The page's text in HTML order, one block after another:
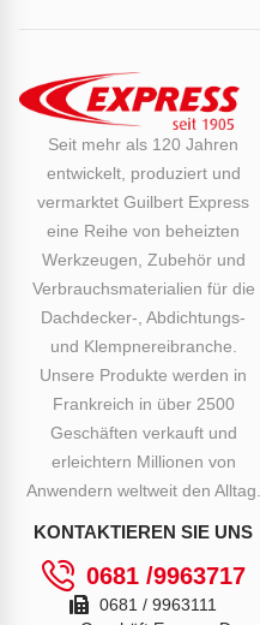
Seit mehr als 120 Jahren
entwickelt, produziert und
vermarktet Guilbert Express
eine Reihe von beheizten
Werkzeugen, Zubehör und
Verbrauchsmaterialien für die
Dachdecker-, Abdichtungs-
und Klempnereibranche.
Unsere Produkte werden in
Frankreich in über 2500
Geschäften verkauft und
erleichtern Millionen von
Anwendern weltweit den Alltag.
KONTAKTIEREN SIE UNS
0681 /9963717
0681 / 9963111